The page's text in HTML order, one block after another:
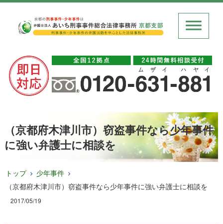
（京都府木津川市）窃盗事件なら少年事件
に強い弁護士に相談を
トップ
少年事件
（京都府木津川市）窃盗事件なら少年事件に強い弁護士に相談を
2017/05/19